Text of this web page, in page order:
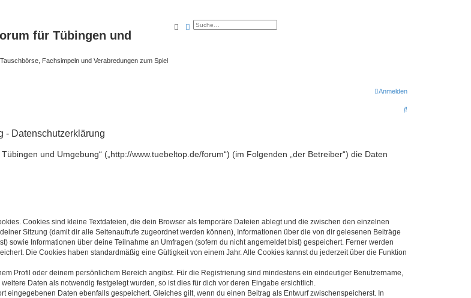
für Tübingen und
Fachsimpeln und Verabredungen zum Spiel
SucheErweiterte Suche
Anmelden
S
- Datenschutzerklärung
und Umgebung“ („http://www.tuebeltop.de/forum“) (im Folgenden „der Betreiber“) die Daten
Cookies sind kleine Textdateien, die dein Browser als temporäre Dateien ablegt und die zwischen den einzelnen
Sitzung (damit dir alle Seitenaufrufe zugeordnet werden können), Informationen über die von dir gelesenen Beiträge
sowie Informationen über deine Teilnahme an Umfragen (sofern du nicht angemeldet bist) gespeichert. Ferner werden
Die Cookies haben standardmäßig eine Gültigkeit von einem Jahr. Alle Cookies kannst du jederzeit über die Funktion
Profil oder deinem persönlichem Bereich angibst. Für die Registrierung sind mindestens ein eindeutiger Benutzername,
Daten als notwendig festgelegt wurden, so ist dies für dich vor deren Eingabe ersichtlich.
eingegebenen Daten ebenfalls gespeichert. Gleiches gilt, wenn du einen Beitrag als Entwurf zwischenspeicherst. In